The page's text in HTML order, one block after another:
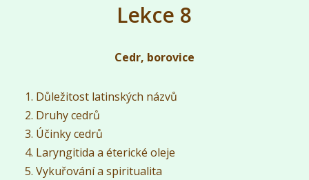
Lekce 8
Cedr, borovice
Důležitost latinských názvů
Druhy cedrů
Účinky cedrů
Laryngitida a éterické oleje
Vykuřování a spiritualita